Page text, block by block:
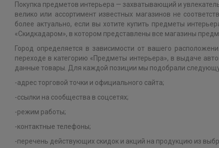
Покупка предметов интерьера — захватывающий и
велико или ассортимент известных магазинов не
более актуально, если вы хотите купить предметы
«Скидкадаром», в котором представлены все магазины
Город определяется в зависимости от вашего
переходе в категорию «Предметы интерьера», в выдаче
данные товары. Для каждой позиции мы подобрали
-адрес торговой точки и официального сайта;
-ссылки на сообщества в соцсетях;
-режим работы;
-контактные телефоны;
-перечень действующих скидок и акций на продукцию из